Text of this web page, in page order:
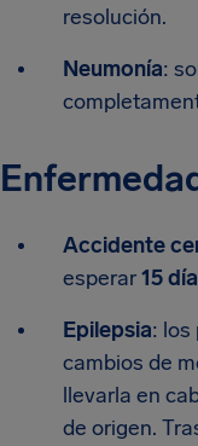
resolución.
Neumonía:
Accidente
esperar15
Epilepsia: los
cambios de
llevarla en
de origen.